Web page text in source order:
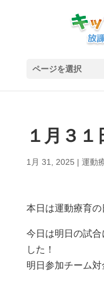
ページを選択
１月３
1月 31, 2025 | 運動
本日は運動療育の
今日は明日の試
した！
明日参加チーム対